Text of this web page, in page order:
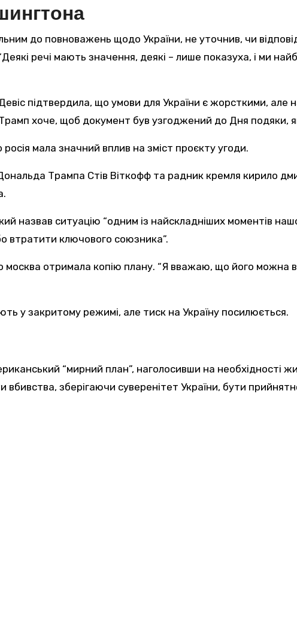
до повноважень щодо України, не уточнив, чи
речі мають значення, деякі – лише показуха, і ми
підтвердила, що умови для України є жорсткими, але
хоче, щоб документ був узгоджений до Дня подяки,
мала значний вплив на зміст проєкту угоди.
Трампа Стів Віткофф та радник кремля кирило
назвав ситуацію “одним із найскладніших моментів
втратити ключового союзника”.
москва отримала копію плану. “Я вважаю, що його можна
у закритому режимі, але тиск на Україну посилюється.
“мирний план”, наголосивши на необхідності
зберігаючи суверенітет України, бути